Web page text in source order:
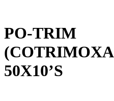
PO-TRIM
50X10’S